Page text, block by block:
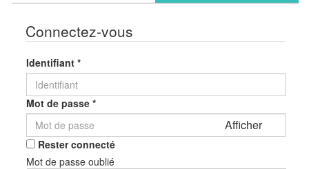
Connectez-vous
Identifiant *
Mot de passe *
Afficher
Rester connecté
Mot de passe oublié